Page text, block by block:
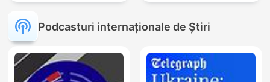
Podcasturi internaționale de Știri